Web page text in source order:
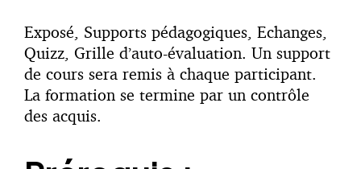
Exposé, Supports pédagogiques, Echanges,
Quizz, Grille d’auto-évaluation. Un support
de cours sera remis à chaque participant.
La formation se termine par un contrôle
des acquis.